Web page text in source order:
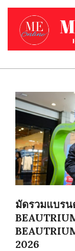
Skip
content
Primary
Menu
มัดรวมแบรน
2026